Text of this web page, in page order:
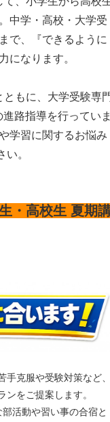
中学・高校・大学受
で、『できるように
になります。
もに、大学受験専
路指導を行っていま
学習に関するお悩み
。
・高校生 夏期
克服や受験対策など、
をご提案します。
活動や習い事の合宿と